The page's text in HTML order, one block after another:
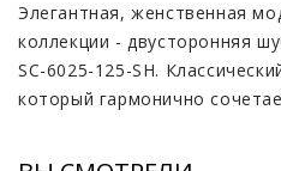
Элегантная, женственная
коллекции - двусторонняя
SC-6025-125-SH.
который гармонично